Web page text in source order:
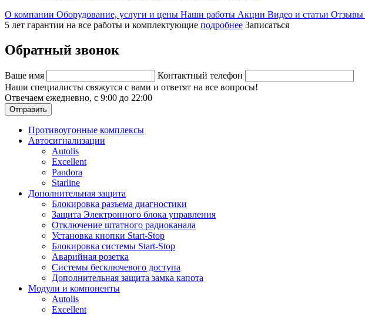
О компании Оборудование, услуги и цены Наши работы Акции Видео и статьи Отзывы
5 лет гарантии на все работы и комплектующие подробнее Записаться
Обратный звонок
Ваше имя
Контактный телефон
Наши специалисты свяжутся с вами и ответят на все вопросы!
Отвечаем ежедневно, с 9:00 до 22:00
Отправить
Противоугонные комплексы
Автосигнализации
Autolis
Excellent
Pandora
Starline
Дополнительная защита
Блокировка разъема диагностики
Защита Электронного блока управления
Отключение штатного радиоканала
Установка кнопки Start-Stop
Блокировка системы Start-Stop
Аварийная розетка
Системы бесключевого доступа
Дополнительная защита замка капота
Модули и компоненты
Autolis
Excellent